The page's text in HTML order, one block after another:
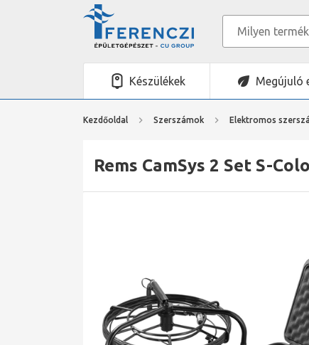
Készülékek Megújuló
Kezdőoldal Szerszámok Elektromos
Rems CamSys 2 Set S-